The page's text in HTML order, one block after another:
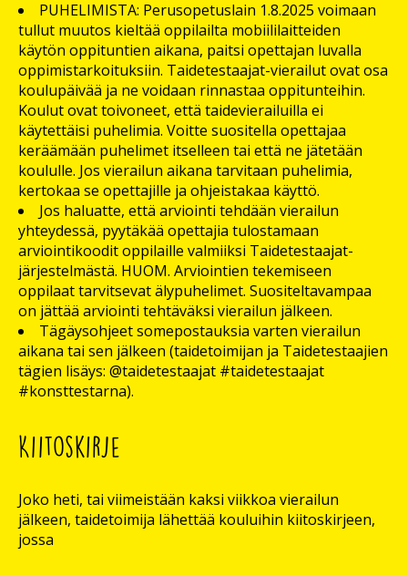
PUHELIMISTA: Perusopetuslain 1.8.2025 voimaan
tullut muutos kieltää oppilailta mobiililaitteiden
käytön oppituntien aikana, paitsi opettajan luvalla
oppimistarkoituksiin. Taidetestaajat-vierailut ovat osa
koulupäivää ja ne voidaan rinnastaa oppitunteihin.
Koulut ovat toivoneet, että taidevierailuilla ei
käytettäisi puhelimia. Voitte suositella opettajaa
keräämään puhelimet itselleen tai että ne jätetään
koululle. Jos vierailun aikana tarvitaan puhelimia,
kertokaa se opettajille ja ohjeistakaa käyttö.
Jos haluatte, että arviointi tehdään vierailun
yhteydessä, pyytäkää opettajia tulostamaan
arviointikoodit oppilaille valmiiksi Taidetestaajat-
järjestelmästä. HUOM. Arviointien tekemiseen
oppilaat tarvitsevat älypuhelimet. Suositeltavampaa
on jättää arviointi tehtäväksi vierailun jälkeen.
Tägäysohjeet somepostauksia varten vierailun
aikana tai sen jälkeen (taidetoimijan ja Taidetestaajien
tägien lisäys: @taidetestaajat #taidetestaajat
#konsttestarna).
Kiitoskirje
Joko heti, tai viimeistään kaksi viikkoa vierailun
jälkeen, taidetoimija lähettää kouluihin kiitoskirjeen,
jossa